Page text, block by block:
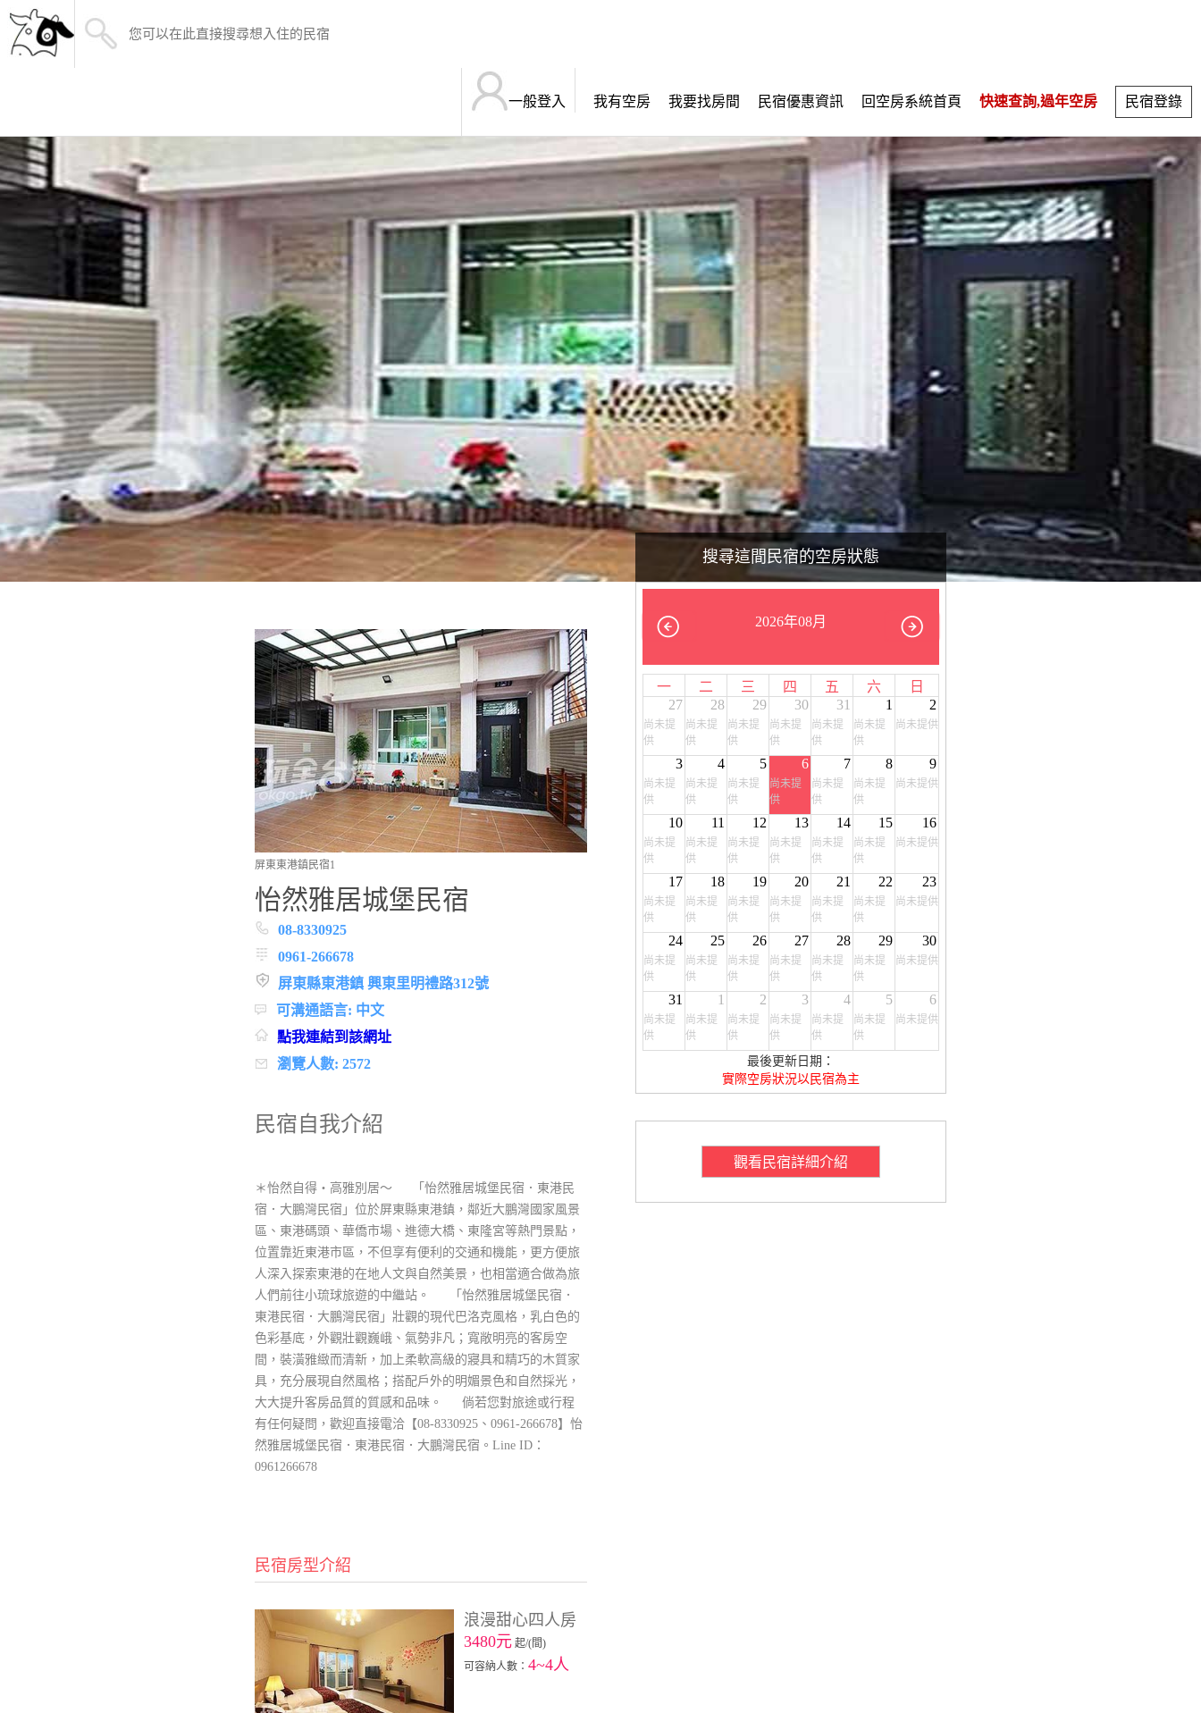
一般登入 我有空房 我要找房間 民宿優惠資訊 回空房系統首頁 快速查詢,過年空房 民宿登錄
搜尋這間民宿的空房狀態
2026年08月
一 二 三 四 五 六
日
27
尚未提
供
28
尚未提
供
29
尚未提
供
30
尚未提
供
31
尚未提
供
1
尚未提
供
2
尚未提供
3
尚未提
供
4
尚未提
供
5
尚未提
供
6
尚未提
供
7
尚未提
供
8
尚未提
供
9
尚未提供
10
尚未提
供
11
尚未提
供
12
尚未提
供
13
尚未提
供
14
尚未提
供
15
尚未提
供
16
尚未提供
17
尚未提
供
18
尚未提
供
19
尚未提
供
20
尚未提
供
21
尚未提
供
22
尚未提
供
23
尚未提供
24
尚未提
供
25
尚未提
供
26
尚未提
供
27
尚未提
供
28
尚未提
供
29
尚未提
供
30
尚未提供
31
尚未提
供
1
尚未提
供
2
尚未提
供
3
尚未提
供
4
尚未提
供
5
尚未提
供
6
尚未提供
最後更新日期：
實際空房狀況以民宿為主
觀看民宿詳細介紹
屏東東港鎮民宿1
怡然雅居城堡民宿
08-8330925
0961-266678
屏東縣東港鎮 興東里明禮路312號
可溝通語言: 中文
點我連結到該網址
瀏覽人數: 2572
民宿自我介紹
＊怡然自得‧高雅別居～ 「怡然雅居城堡民宿．東港民
宿．大鵬灣民宿」位於屏東縣東港鎮，鄰近大鵬灣國家風景
區、東港碼頭、華僑市場、進德大橋、東隆宮等熱門景點，
位置靠近東港市區，不但享有便利的交通和機能，更方便旅
人深入探索東港的在地人文與自然美景，也相當適合做為旅
人們前往小琉球旅遊的中繼站。 「怡然雅居城堡民宿．
東港民宿．大鵬灣民宿」壯觀的現代巴洛克風格，乳白色的
色彩基底，外觀壯觀巍峨、氣勢非凡；寬敞明亮的客房空
間，裝潢雅緻而清新，加上柔軟高級的寢具和精巧的木質家
具，充分展現自然風格；搭配戶外的明媚景色和自然採光，
大大提升客房品質的質感和品味。 倘若您對旅途或行程
有任何疑問，歡迎直接電洽【08-8330925、0961-266678】怡
然雅居城堡民宿．東港民宿．大鵬灣民宿。Line ID：
0961266678
民宿房型介紹
浪漫甜心四人房
3480元 起/(間)
可容納人數： 4~4人